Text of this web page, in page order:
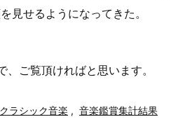
見せるようになってきた。
ご覧頂ければと思います。
クラシック音楽 , 音楽鑑賞集計結果